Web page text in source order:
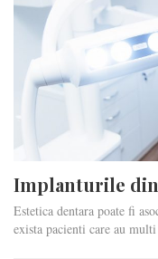
Implanturile din
Estetica dentara poate fi
exista pacienti care au